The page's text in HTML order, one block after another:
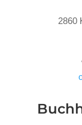
2860